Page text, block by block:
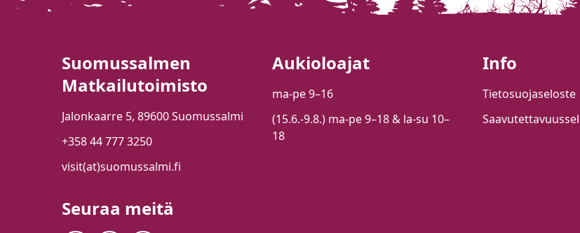
Suomussalmen
Matkailutoimisto
Jalonkaarre 5, 89600 Suomussalmi
+358 44 777 3250
visit(at)suomussalmi.fi
Seuraa meitä
Aukioloajat
ma-pe 9–16
(15.6.-9.8.) ma-pe 9–18 & la-su 10–
18
Info
Tietosuojaseloste